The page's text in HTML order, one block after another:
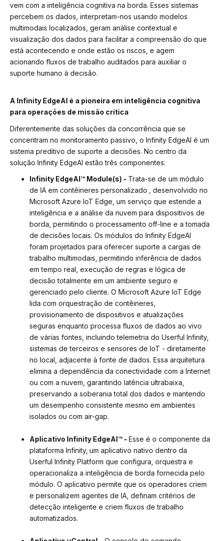
vem com a inteligência cognitiva na borda. Esses sistemas
percebem os dados, interpretam-nos usando modelos
multimodais localizados, geram análise contextual e
visualização dos dados para facilitar a compreensão do que
está acontecendo e onde estão os riscos, e agem
acionando fluxos de trabalho auditados para auxiliar o
suporte humano à decisão.
A Infinity EdgeAI é a pioneira em inteligência cognitiva
para operações de missão crítica
Diferentemente das soluções da concorrência que se
concentram no monitoramento passivo, o Infinity EdgeAI é um
sistema preditivo de suporte a decisões. No centro da
solução Infinity EdgeAI estão três componentes:
Infinity EdgeAI™ Module(s) - Trata-se de um módulo
de IA em contêineres personalizado , desenvolvido no
Microsoft Azure IoT Edge, um serviço que estende a
inteligência e a análise da nuvem para dispositivos de
borda, permitindo o processamento off-line e a tomada
de decisões locais. Os módulos do Infinity EdgeAI
foram projetados para oferecer suporte a cargas de
trabalho multimodais, permitindo inferência de dados
em tempo real, execução de regras e lógica de
decisão totalmente em um ambiente seguro e
gerenciado pelo cliente. O Microsoft Azure IoT Edge
lida com orquestração de contêineres,
provisionamento de dispositivos e atualizações
seguras enquanto processa fluxos de dados ao vivo
de várias fontes, incluindo telemetria do Userful Infinity,
sistemas de terceiros e sensores de IoT - diretamente
no local, adjacente à fonte de dados. Essa arquitetura
elimina a dependência da conectividade com a Internet
ou com a nuvem, garantindo latência ultrabaixa,
preservando a soberania total dos dados e mantendo
um desempenho consistente mesmo em ambientes
isolados ou com air-gap.
Aplicativo Infinity EdgeAI™ - Esse é o componente da
plataforma Infinity, um aplicativo nativo dentro da
Userful Infinity Platform que configura, orquestra e
operacionaliza a inteligência de borda fornecida pelo
módulo. O aplicativo permite que os operadores criem
e personalizem agentes de IA, definam critérios de
detecção inteligente e criem fluxos de trabalho
automatizados.